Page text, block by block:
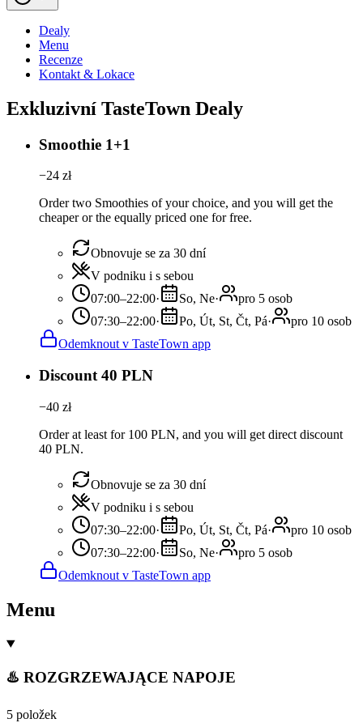
Dealy
Menu
Recenze
Kontakt & Lokace
Exkluzivní TasteTown Dealy
Smoothie 1+1
−24 zł
Order two Smoothies of your choice, and you will get the
cheaper or the equally priced one for free.
Obnovuje se za 30 dní
V podniku i s sebou
07:00–22:00· So, Ne·
pro 5 osob
07:30–22:00· Po, Út, St, Čt, Pá·
pro 10 osob
Odemknout v TasteTown app
Discount 40 PLN
−40 zł
Order at least for 100 PLN, and you will get direct discount
40 PLN.
Obnovuje se za 30 dní
V podniku i s sebou
07:30–22:00· Po, Út, St, Čt, Pá·
pro 10 osob
07:30–22:00· So, Ne·
pro 5 osob
Odemknout v TasteTown app
Menu
♨️ ROZGRZEWAJĄCE NAPOJE
5 položek